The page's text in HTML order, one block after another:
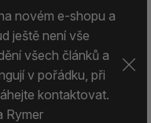
novém e-shopu a
ještě není vše
všech článků a
v pořádku, při
kontaktovat.
Rymer